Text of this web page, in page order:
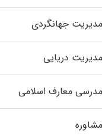
جهانگردی
دریایی
معارف اسلامی